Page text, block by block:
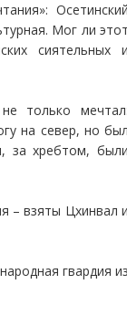
Мог ли
сиятельных
только
на север, но
за хребтом,
– взяты Цхинвал
гвардия